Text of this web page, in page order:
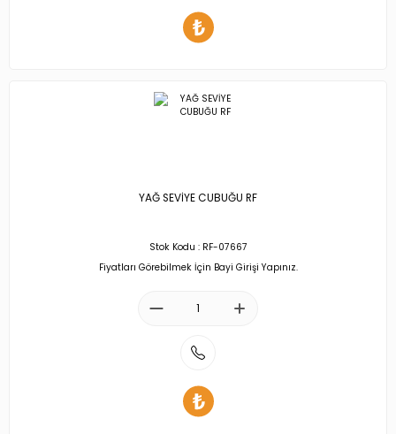
YAĞ SEVİYE CUBUĞU RF
Stok Kodu : RF-07667
Fiyatları Görebilmek İçin Bayi Girişi Yapınız.